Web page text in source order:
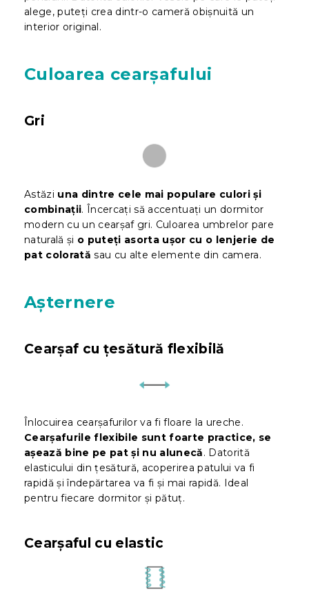
alege, puteți crea dintr-o cameră obișnuită un
interior original.
Culoarea cearșafului
Gri
Astăzi una dintre cele mai populare culori și
combinații. Încercați să accentuați un dormitor
modern cu un cearșaf gri. Culoarea umbrelor pare
naturală și o puteți asorta ușor cu o lenjerie de
pat colorată sau cu alte elemente din camera.
Așternere
Cearșaf cu țesătură flexibilă
Înlocuirea cearșafurilor va fi floare la ureche.
Cearșafurile flexibile sunt foarte practice, se
așează bine pe pat și nu alunecă. Datorită
elasticului din țesătură, acoperirea patului va fi
rapidă și îndepărtarea va fi și mai rapidă. Ideal
pentru fiecare dormitor și pătuț.
Cearșaful cu elastic